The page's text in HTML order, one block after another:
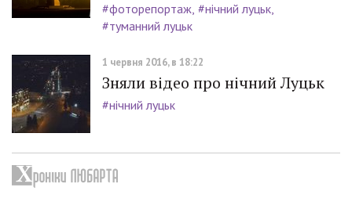
#фоторепортаж #нічний луцьк
#туманний луцьк
1 червня 2016, в 18:22
Зняли відео про нічний Луцьк
#нічний луцьк